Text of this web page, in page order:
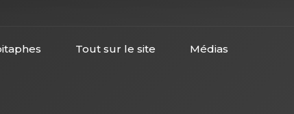
Tout sur le site Médias